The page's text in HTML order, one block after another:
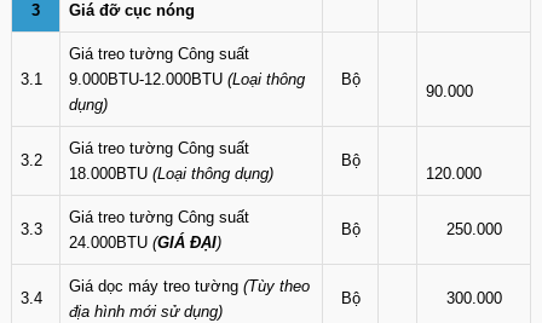
3 Giá đỡ cục nóng
3.1
Giá treo tường Công suất
9.000BTU-12.000BTU (Loại thông
dụng)
Bộ
90.000
3.2
Giá treo tường Công suất
18.000BTU (Loại thông dụng)
Bộ
120.000
3.3
Giá treo tường Công suất
24.000BTU (GIÁ ĐẠI)
Bộ 250.000
3.4
Giá dọc máy treo tường (Tùy theo
địa hình mới sử dụng)
Bộ 300.000